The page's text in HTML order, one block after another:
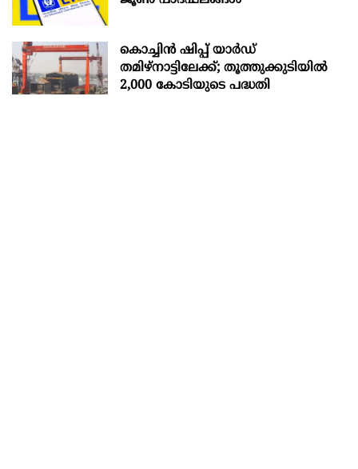
കൊച്ചിന്‍ ഷിപ്പ് യാർഡ്
തമിഴ്നാട്ടിലേക്ക്; തൂത്തുക്കുടിയിൽ
2,000 കോടിയുടെ പദ്ധതി